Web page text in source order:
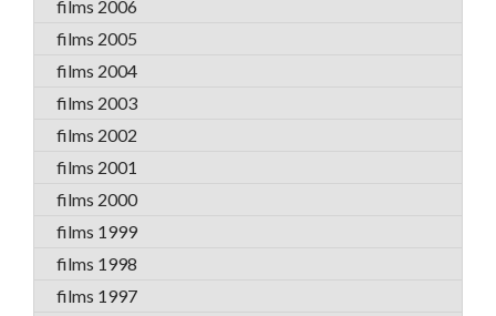
films 2006
films 2005
films 2004
films 2003
films 2002
films 2001
films 2000
films 1999
films 1998
films 1997